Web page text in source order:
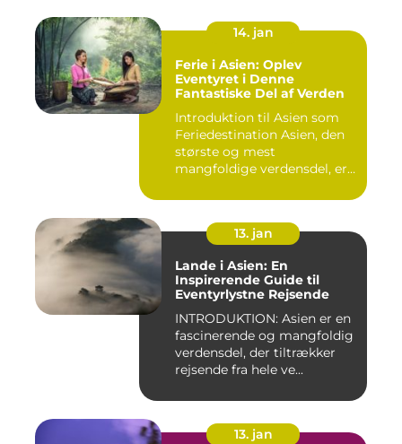
14. jan
Ferie i Asien: Oplev
Eventyret i Denne
Fantastiske Del af Verden
Introduktion til Asien som
Feriedestination Asien, den
største og mest
mangfoldige verdensdel, er
13. jan
Lande i Asien: En
Inspirerende Guide til
Eventyrlystne Rejsende
INTRODUKTION: Asien er en
fascinerende og mangfoldig
verdensdel, der tiltrækker
rejsende fra hele ve...
13. jan